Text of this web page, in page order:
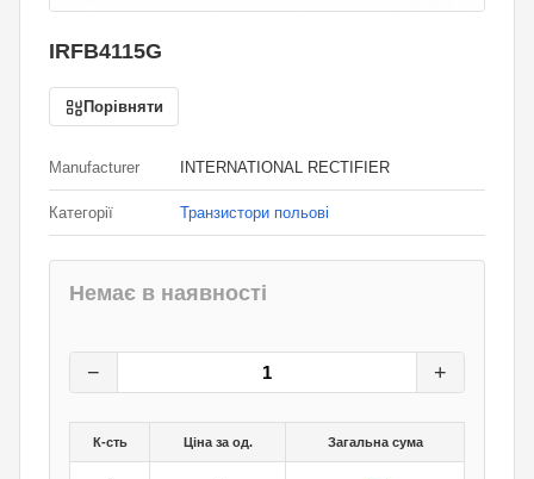
IRFB4115G
Порівняти
Manufacturer INTERNATIONAL RECTIFIER
Категорії Транзистори польові
Немає в наявності
− +
К-сть Ціна за од. Загальна сума